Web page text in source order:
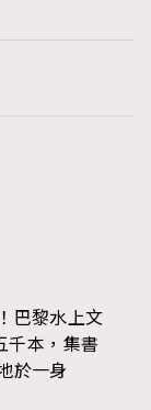
巴黎水上文
千本，集書
於一身